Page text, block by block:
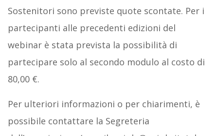
Sostenitori sono previste quote scontate. Per i
partecipanti alle precedenti edizioni del
webinar è stata prevista la possibilità di
partecipare solo al secondo modulo al costo di
80,00 €.
Per ulteriori informazioni o per chiarimenti, è
possibile contattare la Segreteria